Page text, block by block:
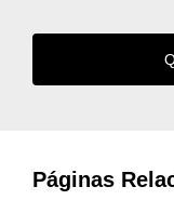
Páginas